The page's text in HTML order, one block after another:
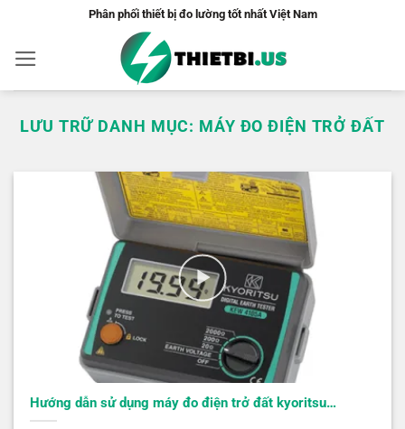
nội
dung
Phân phối thiết bị đo lường tốt nhất Việt Nam
LƯU TRỮ DANH MỤC: MÁY ĐO ĐIỆN TRỞ ĐẤT
Hướng dẫn sử dụng máy đo điện trở đất kyoritsu…